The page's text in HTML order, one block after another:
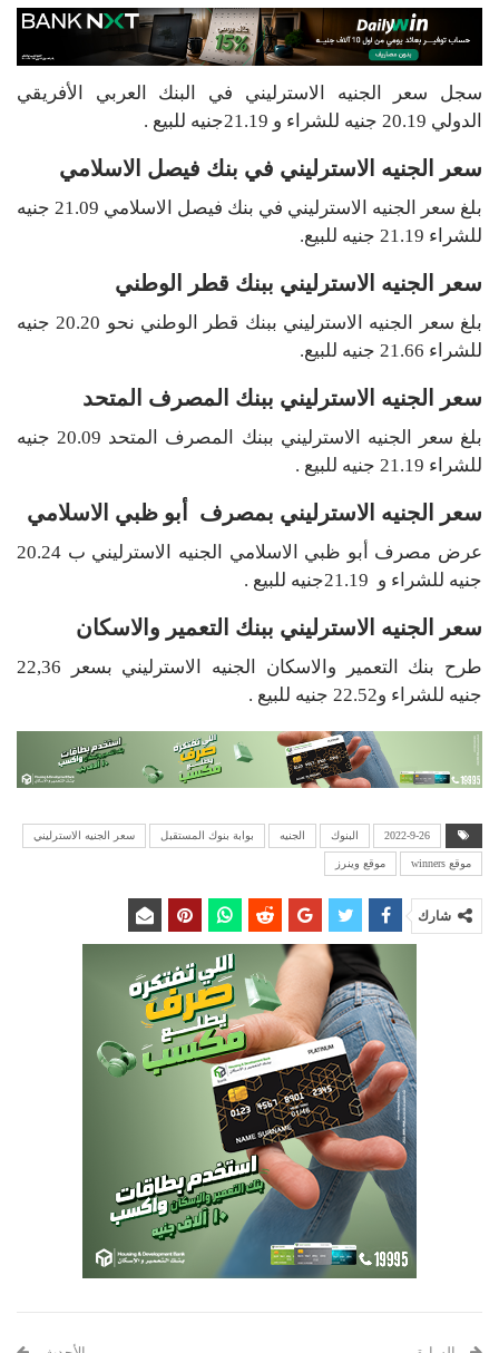
سجل سعر الجنيه الاسترليني في البنك العربي الأفريقي
الدولي 20.19 جنيه للشراء و 21.19جنيه للبيع .
سعر الجنيه الاسترليني في بنك فيصل الاسلامي
بلغ سعر الجنيه الاسترليني في بنك فيصل الاسلامي 21.09 جنيه
للشراء 21.19 جنيه للبيع.
سعر الجنيه الاسترليني ببنك قطر الوطني
بلغ سعر الجنيه الاسترليني ببنك قطر الوطني نحو 20.20 جنيه
للشراء 21.66 جنيه للبيع.
سعر الجنيه الاسترليني ببنك المصرف المتحد
بلغ سعر الجنيه الاسترليني ببنك المصرف المتحد 20.09 جنيه
للشراء 21.19 جنيه للبيع .
سعر الجنيه الاسترليني بمصرف أبو ظبي الاسلامي
عرض مصرف أبو ظبي الاسلامي الجنيه الاسترليني ب 20.24
جنيه للشراء و 21.19جنيه للبيع .
سعر الجنيه الاسترليني ببنك التعمير والاسكان
طرح بنك التعمير والاسكان الجنيه الاسترليني بسعر 22,36
جنيه للشراء و22.52 جنيه للبيع .
2022-9-26 البنوك الجنيه بوابة بنوك المستقبل سعر الجنيه الاسترليني
موقع winners موقع وينرز
شارك